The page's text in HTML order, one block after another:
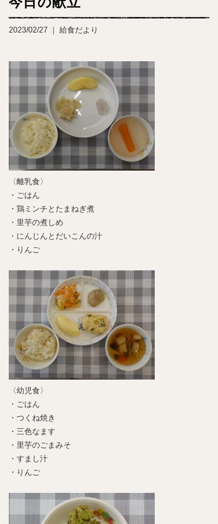
2023/02/27 ｜ 給食だより
〈離乳食〉
・ごはん
・鶏ミンチとたまねぎ煮
・里芋の煮しめ
・にんじんとだいこんの汁
・りんご
〈幼児食〉
・ごはん
・つくね焼き
・三色なます
・里芋のごまみそ
・すまし汁
・りんご